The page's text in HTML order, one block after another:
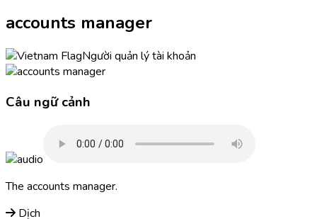
accounts manager
Người quản lý tài khoản
Câu ngữ cảnh
The accounts manager.
Dịch